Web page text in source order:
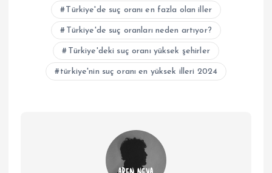
Türkiye'de suç oranı en fazla olan iller
Türkiye'de suç oranları neden artıyor?
Türkiye'deki suç oranı yüksek şehirler
türkiye'nin suç oranı en yüksek illeri 2024